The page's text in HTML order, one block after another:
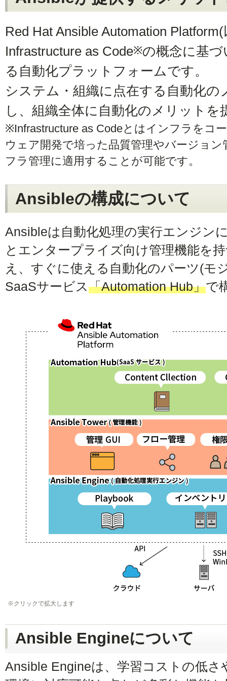
Red Hat Ansible Automation
Infrastructure as Code※の概念に基
る自動化プラットフォームです。
システム・組織に点在する自動化
し、組織全体に自動化のメリットを
※Infrastructure as Codeとはインフラをコ
ウェア開発で培った品質管理やバージョ
フラ管理に適用することが可能です。
Ansibleの構成について
Ansibleは自動化処理の実行エンジン
とエンタープライズ向け管理機能を
え、すぐに使える自動化のパーツ(モ
SaaSサービス「Automation Hub」で
※クリックで拡大します
Ansible Engineについて
Ansible Engineは、学習コストの低